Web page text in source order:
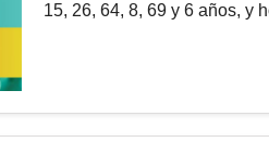
15, 26, 64, 8, 69 y 6 años, y